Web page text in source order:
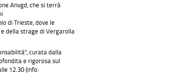
Anvgd, che si terrà
di Trieste, dove le
della strage di Vergarolla
curata dalla
e rigorosa sul
12.30 (info: